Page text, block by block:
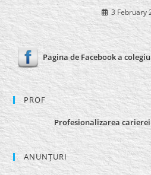
3 February
Pagina de Facebook a
PROF
Profesionalizarea carierei
ANUNȚURI